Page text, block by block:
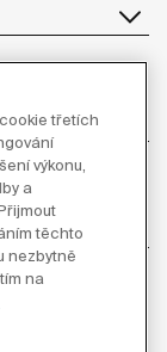
třetích
výkonu,
a
těchto
nezbytně
na